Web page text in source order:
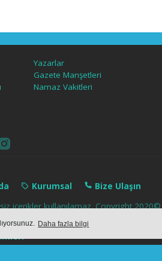
Daha fazla bilgi
Yazarlar
Gazete Manşetleri
Namaz Vakitleri
Kurumsal
Bize Ulaşın
içerikler kullanılamaz. Copyright 2020©
yazılım haber script